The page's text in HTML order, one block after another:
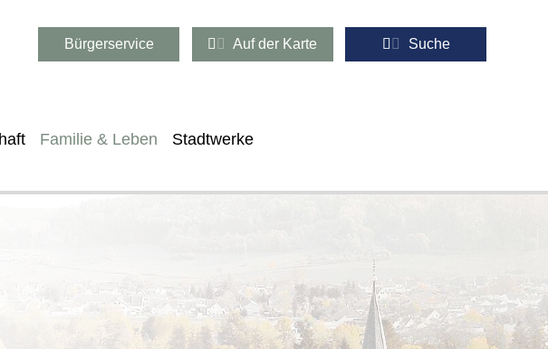
Bürgerservice Auf der Karte Suche
Familie & Leben Stadtwerke